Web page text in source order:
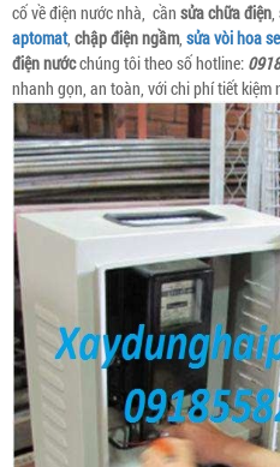
cố về điện nước nhà, cần sửa chữa điện,
aptomat, chập điện ngầm, sửa vòi hoa
điện nướcchúng tôi theo số hotline:
nhanh gọn, an toàn, với chi phí tiết kiệm